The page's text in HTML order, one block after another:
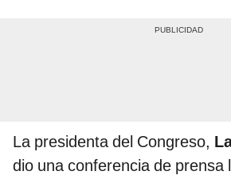
La presidenta del Congreso,
dio una conferencia de prensa